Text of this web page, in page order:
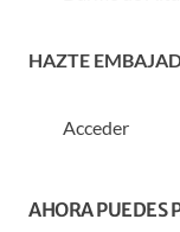
HAZTE
Acceder
AHORA PUEDES